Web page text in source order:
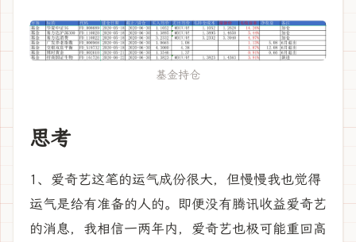
基金持仓
思考
1、爱奇艺这笔的运气成份很大，但慢慢我也觉得
运气是给有准备的人的。即便没有腾讯收益爱奇艺
的消息，我相信一两年内，爱奇艺也极可能重回高